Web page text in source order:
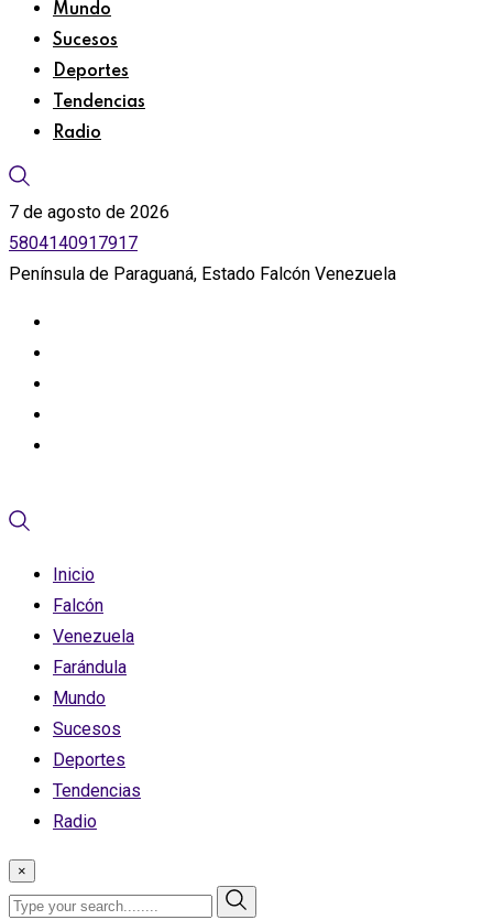
Mundo
Sucesos
Deportes
Tendencias
Radio
7 de agosto de 2026
5804140917917
Península de Paraguaná, Estado Falcón Venezuela
Inicio
Falcón
Venezuela
Farándula
Mundo
Sucesos
Deportes
Tendencias
Radio
×